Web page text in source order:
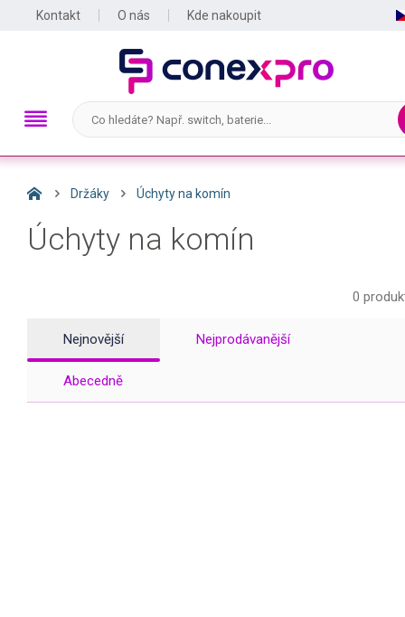
Kontakt O nás Kde nakoupit
Držáky Úchyty na komín
Úchyty na komín
0
Nejnovější Nejprodávanější
Abecedně